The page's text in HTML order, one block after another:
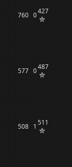
760 0427
577 0487
508 1 511